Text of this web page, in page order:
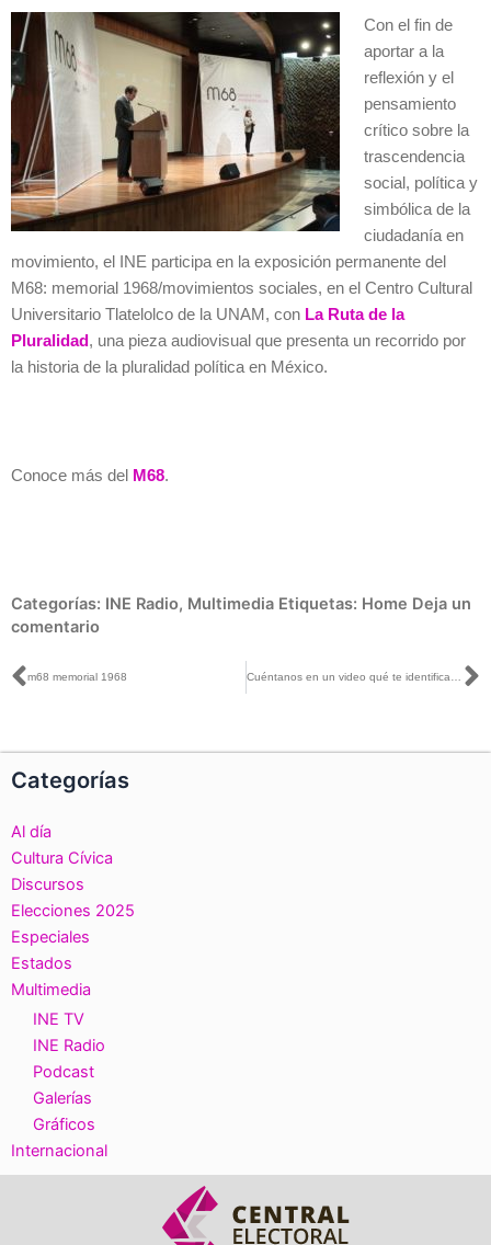
Con el fin de
aportar a la
reflexión y el
pensamiento
crítico sobre la
trascendencia
social, política y
simbólica de la
ciudadanía en
movimiento, el INE participa en la exposición permanente del
M68: memorial 1968/movimientos sociales, en el Centro Cultural
Universitario Tlatelolco de la UNAM, con La Ruta de la
Pluralidad , una pieza audiovisual que presenta un recorrido por
la historia de la pluralidad política en México.
Conoce más del M68.
Categorías: INE Radio, Multimedia Etiquetas: Home Deja un
comentario
Ant
m68 memorial 1968
Categorías
Al día
Cultura Cívica
Discursos
Elecciones 2025
Especiales
Estados
Multimedia
INE TV
INE Radio
Podcast
Galerías
Gráficos
Internacional